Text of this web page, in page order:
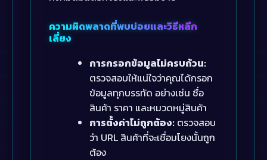
ความผิดพลาดที่พบบ่อยและวิธีหลีก
เลี่ยง
การกรอกข้อมูลไม่ครบถ้วน:
ตรวจสอบให้แน่ใจว่าคุณได้กรอก
ข้อมูลทุกบรรทัด อย่างเช่น ชื่อ
สินค้า ราคา และหมวดหมู่สินค้า
การตั้งค่าไม่ถูกต้อง: ตรวจสอบ
ว่า URL สินค้าที่จะเชื่อมโยงนั้นถูก
ต้อง